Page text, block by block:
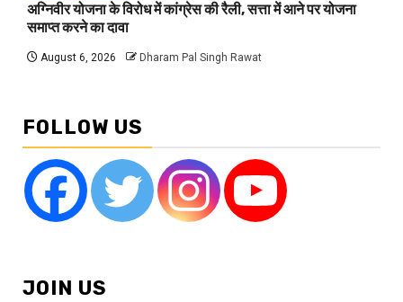
अग्निवीर योजना के विरोध में कांग्रेस की रैली, सत्ता में आने पर योजना
समाप्त करने का दावा
August 6, 2026 Dharam Pal Singh Rawat
FOLLOW US
JOIN US